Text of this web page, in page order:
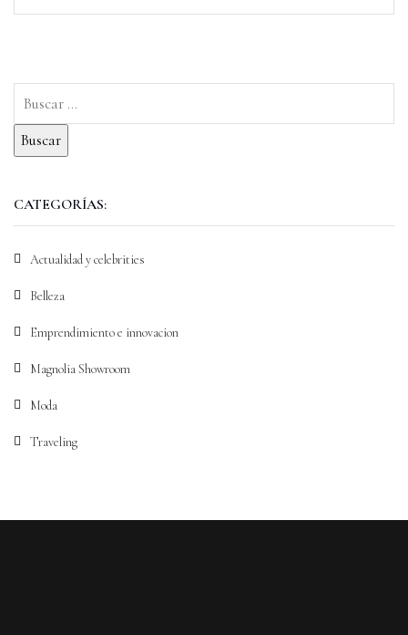
CATEGORÍAS:
Actualidad y celebrities
Belleza
Emprendimiento e innovacion
Magnolia Showroom
Moda
Traveling